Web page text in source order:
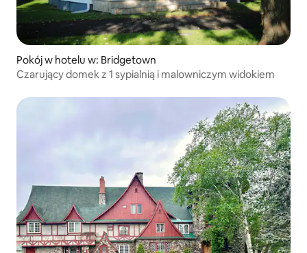
Pokój w hotelu w: Bridgetown
Czarujący domek z 1 sypialnią i malowniczym widokiem